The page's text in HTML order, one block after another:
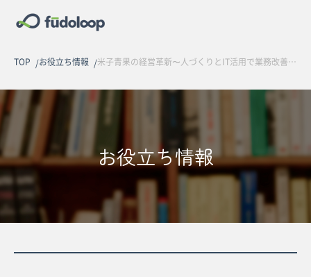
TOP お役立ち情報 米子青果の経営革新〜人づくりとIT活用で業務改善に取り組む〜
お役立ち情報